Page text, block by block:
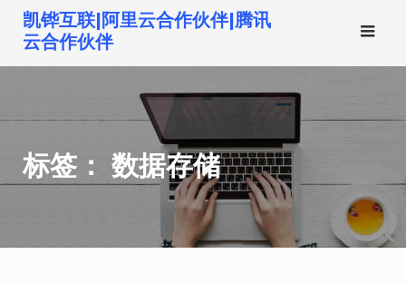
到
凯铧互联|阿里云合作伙伴|腾讯
云合作伙伴
标签： 数据存储